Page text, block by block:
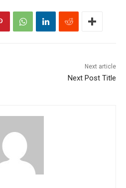
Next article
Next Post Title